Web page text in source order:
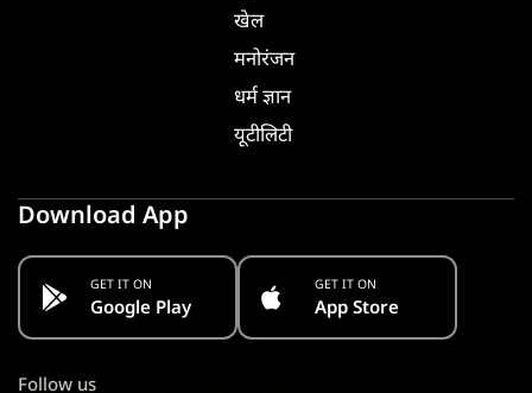
खेल
मनोरंजन
धर्म ज्ञान
यूटीलिटी
Download App
GET IT ON
Google Play
GET IT ON
App Store
Follow us